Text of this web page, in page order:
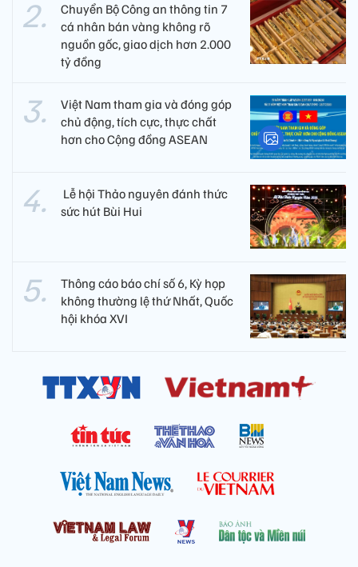
Chuyển Bộ Công an thông tin 7
cá nhân bán vàng không rõ
nguồn gốc, giao dịch hơn 2.000
tỷ đồng
Việt Nam tham gia và đóng góp
chủ động, tích cực, thực chất
hơn cho Cộng đồng ASEAN
​ Lễ hội Thảo nguyên đánh thức
sức hút Bùi Hui
Thông cáo báo chí số 6, Kỳ họp
không thường lệ thứ Nhất, Quốc
hội khóa XVI